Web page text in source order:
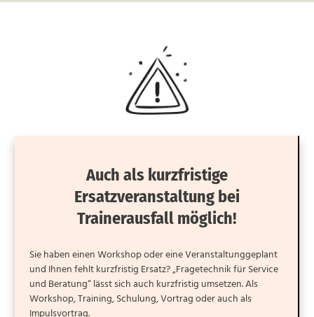
Auch als kurzfristige
Ersatzveranstaltung bei
Trainerausfall möglich!
Sie haben einen Workshop oder eine Veranstaltunggeplant
und Ihnen fehlt kurzfristig Ersatz? „Fragetechnik für Service
und Beratung“ lässt sich auch kurzfristig umsetzen. Als
Workshop, Training, Schulung, Vortrag oder auch als